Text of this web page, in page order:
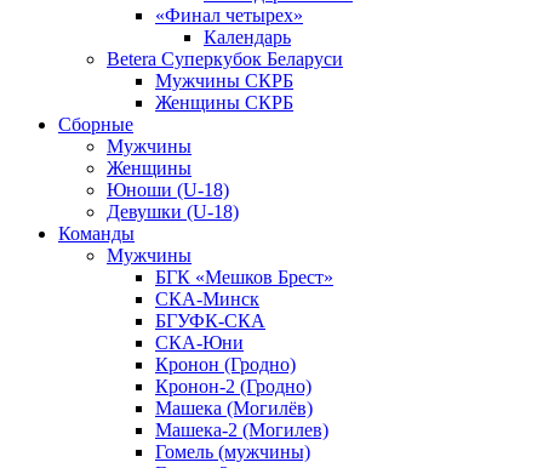
«Финал четырех»
Календарь
Betera Суперкубок Беларуси
Мужчины СКРБ
Женщины СКРБ
Сборные
Мужчины
Женщины
Юноши (U-18)
Девушки (U-18)
Команды
Мужчины
БГК «Мешков Брест»
СКА-Минск
БГУФК-СКА
СКА-Юни
Кронон (Гродно)
Кронон-2 (Гродно)
Машека (Могилёв)
Машека-2 (Могилев)
Гомель (мужчины)